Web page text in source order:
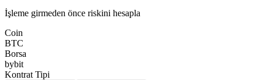
İşleme girmeden önce riskini hesapla
Coin
BTC
Borsa
bybit
Kontrat Tipi